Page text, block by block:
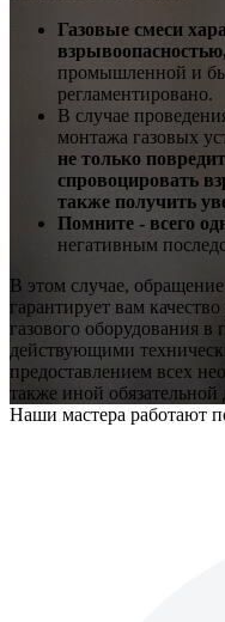
Газовые смеси
промышленной и
регламентировано.
В случае
монтажа газовых
не только
спровоцировать
также получить
Помните - всего
негативным
В этом случае,
гарантирует вам
газового оборудования в
действующими
предоставлением всех
также иной
Наши мастера работают